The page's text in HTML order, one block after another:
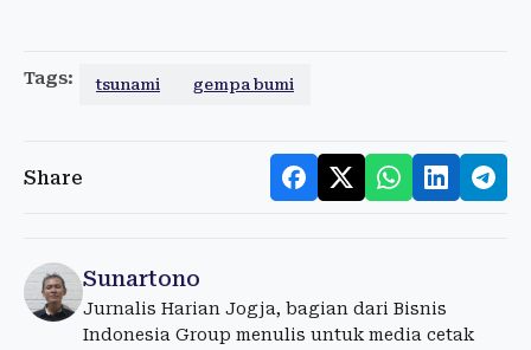
Tags: tsunami gempa bumi
Share
Sunartono
Jurnalis Harian Jogja, bagian dari Bisnis
Indonesia Group menulis untuk media cetak